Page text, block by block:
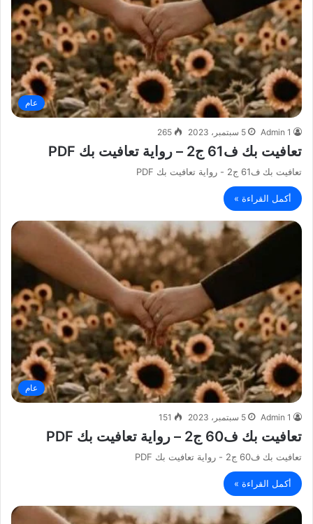
عام
Admin 1 5 سبتمبر، 2023 265
تعافيت بك ف61 ج2 – رواية تعافيت بك PDF
تعافيت بك ف61 ج2 - رواية تعافيت بك PDF
أكمل القراءة »
عام
Admin 1 5 سبتمبر، 2023 151
تعافيت بك ف60 ج2 – رواية تعافيت بك PDF
تعافيت بك ف60 ج2 - رواية تعافيت بك PDF
أكمل القراءة »